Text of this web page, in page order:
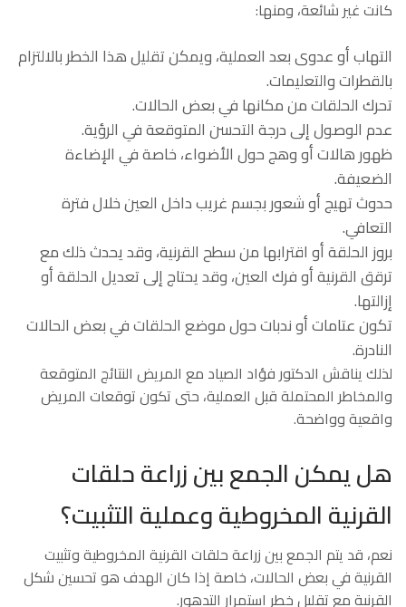
كانت غير شائعة، ومنها:
التهاب أو عدوى بعد العملية، ويمكن تقليل هذا الخطر بالالتزام
بالقطرات والتعليمات.
تحرك الحلقات من مكانها في بعض الحالات.
عدم الوصول إلى درجة التحسن المتوقعة في الرؤية.
ظهور هالات أو وهج حول الأضواء، خاصة في الإضاءة
الضعيفة.
حدوث تهيج أو شعور بجسم غريب داخل العين خلال فترة
التعافي.
بروز الحلقة أو اقترابها من سطح القرنية، وقد يحدث ذلك مع
ترقق القرنية أو فرك العين، وقد يحتاج إلى تعديل الحلقة أو
إزالتها.
تكون عتامات أو ندبات حول موضع الحلقات في بعض الحالات
النادرة.
لذلك يناقش الدكتور فؤاد الصياد مع المريض النتائج المتوقعة
والمخاطر المحتملة قبل العملية، حتى تكون توقعات المريض
واقعية وواضحة.
هل يمكن الجمع بين زراعة حلقات
القرنية المخروطية وعملية التثبيت؟
نعم، قد يتم الجمع بين زراعة حلقات القرنية المخروطية وتثبيت
القرنية في بعض الحالات، خاصة إذا كان الهدف هو تحسين شكل
القرنية مع تقليل خطر استمرار التدهور.